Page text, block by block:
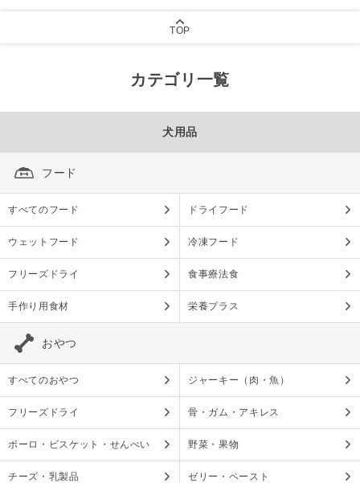
TOP
カテゴリ一覧
犬用品
フード
すべてのフード ドライフード
ウェットフード 冷凍フード
フリーズドライ 食事療法食
手作り用食材 栄養プラス
おやつ
すべてのおやつ ジャーキー（肉・魚）
フリーズドライ 骨・ガム・アキレス
ボーロ・ビスケット・せんべい 野菜・果物
チーズ・乳製品 ゼリー・ペースト